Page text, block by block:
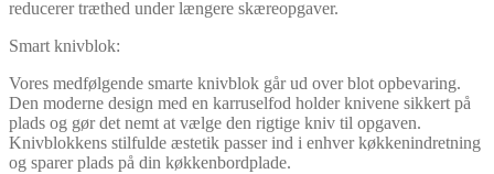
reducerer træthed under længere skæreopgaver.
Smart knivblok:
Vores medfølgende smarte knivblok går ud over blot opbevaring.
Den moderne design med en karruselfod holder knivene sikkert på
plads og gør det nemt at vælge den rigtige kniv til opgaven.
Knivblokkens stilfulde æstetik passer ind i enhver køkkenindretning
og sparer plads på din køkkenbordplade.